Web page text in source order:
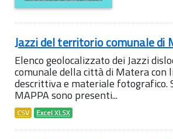
Jazzi del territorio comunale di
Elenco geolocalizzato dei Jazzi
comunale della città di Matera con
descrittiva e materiale fotografico.
MAPPA sono presenti...
CSV Excel XLSX